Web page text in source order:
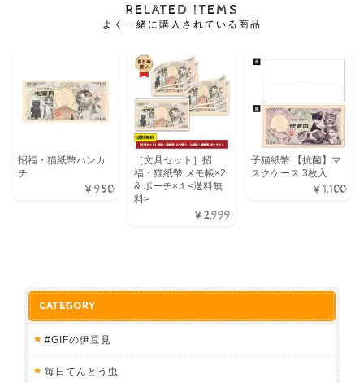
RELATED ITEMS
よく一緒に購入されている商品
招福・猫紙幣ハンカ
チ
¥950
［文具セット］招
福・猫紙幣 メモ帳×2
& ポーチ×１<送料無
料>
¥2,999
子猫紙幣 【抗菌】マ
スクケース 3枚入
¥1,100
CATEGORY
#GIFの伊豆見
毎日てんとう虫